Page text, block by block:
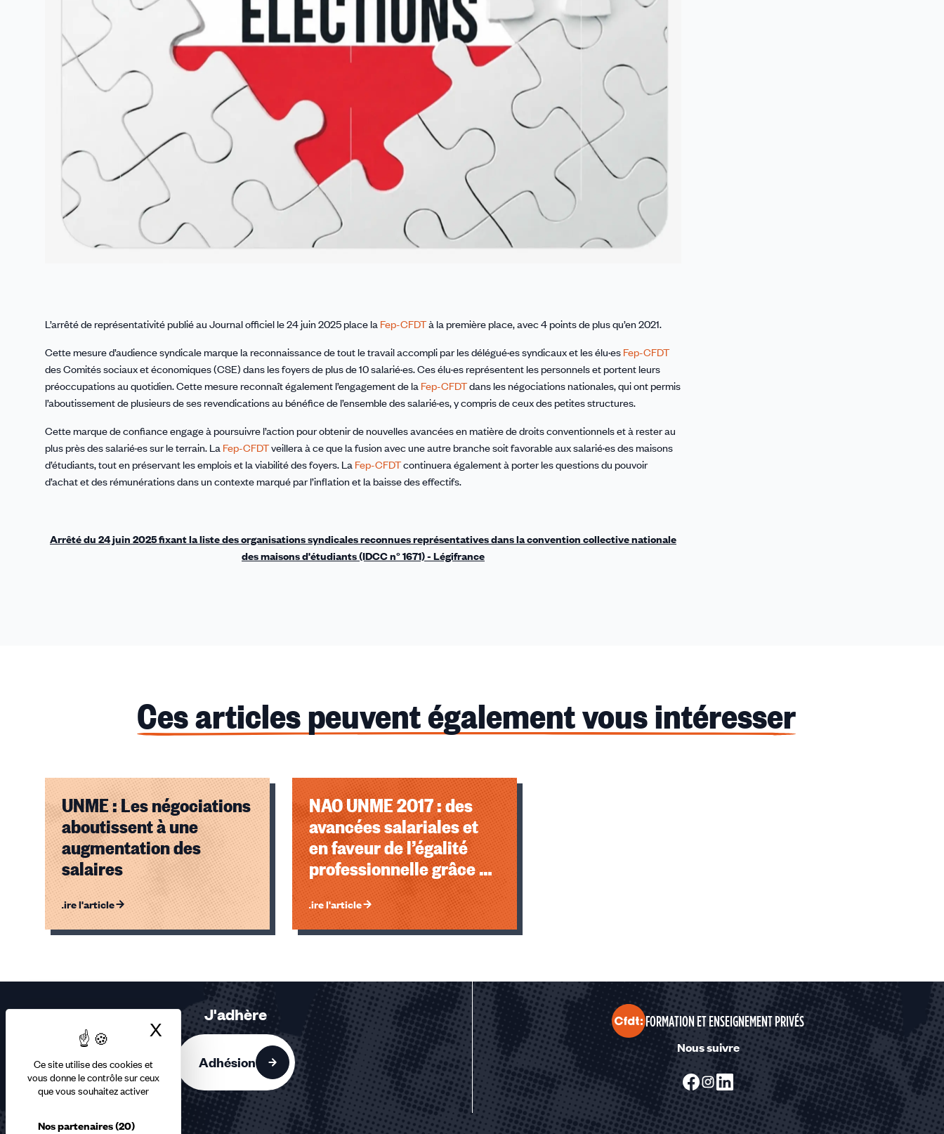
Ce site utilise des cookies et
vous donne le contrôle sur ceux
que vous souhaitez activer
Nos partenaires(20)
X Masquer le bandeau des cookies
L’arrêté de représentativité publié au Journal officiel le 24 juin 2025 place la Fep-CFDTà la première place, avec 4 points de plus qu’en 2021.
Cette mesure d’audience syndicale marque la reconnaissance de tout le travail accompli par les délégué·es syndicaux et les élu·es Fep-CFDT
des Comités sociaux et économiques (CSE) dans les foyers de plus de 10 salarié·es. Ces élu·es représentent les personnels et portent leurs
préoccupations au quotidien. Cette mesure reconnaît également l’engagement de la Fep-CFDTdans les négociations nationales, qui ont permis
l’aboutissement de plusieurs de ses revendications au bénéfice de l’ensemble des salarié·es, y compris de ceux des petites structures.
Cette marque de confiance engage à poursuivre l’action pour obtenir de nouvelles avancées en matière de droits conventionnels et à rester au
plus près des salarié·es sur le terrain. La Fep-CFDTveillera à ce que la fusion avec une autre branche soit favorable aux salarié·es des maisons
d’étudiants, tout en préservant les emplois et la viabilité des foyers. La Fep-CFDTcontinuera également à porter les questions du pouvoir
d’achat et des rémunérations dans un contexte marqué par l’inflation et la baisse des effectifs.
Arrêté du 24 juin 2025 fixant la liste des organisations syndicales reconnues représentatives dans la convention collective nationale
des maisons d'étudiants (IDCC n° 1671) - Légifrance
Ces articles peuvent également vous intéresser
UNME : Les négociations
aboutissent à une
augmentation des
salaires
Lire l'article
NAO UNME 2017 : des
avancées salariales et
en faveur de l’égalité
professionnelle grâce à
la Fep-CFDT !
Lire l'article
Éléments
J'adhère
Adhésion
FORMATION ET ENSEIGNEMENT PRIVÉS
Nous suivre